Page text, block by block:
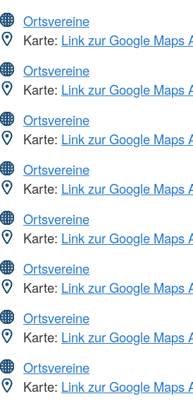
Ortsvereine
Karte: Link zur Google Maps
Ortsvereine
Karte: Link zur Google Maps
Ortsvereine
Karte: Link zur Google Maps
Ortsvereine
Karte: Link zur Google Maps
Ortsvereine
Karte: Link zur Google Maps
Ortsvereine
Karte: Link zur Google Maps
Ortsvereine
Karte: Link zur Google Maps
Ortsvereine
Karte: Link zur Google Maps